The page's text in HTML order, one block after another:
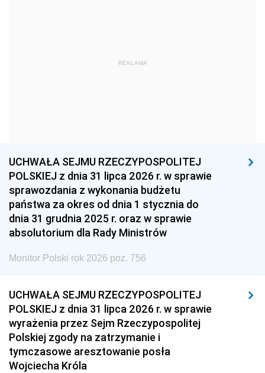
1959
1939 1938 1937
1936 1930
REKLAMA
UCHWAŁA SEJMU RZECZYPOSPOLITEJ
POLSKIEJ z dnia 31 lipca 2026 r. w sprawie
sprawozdania z wykonania budżetu
państwa za okres od dnia 1 stycznia do
dnia 31 grudnia 2025 r. oraz w sprawie
absolutorium dla Rady Ministrów
Monitor Polski rok 2026 poz. 756
UCHWAŁA SEJMU RZECZYPOSPOLITEJ
POLSKIEJ z dnia 31 lipca 2026 r. w sprawie
wyrażenia przez Sejm Rzeczypospolitej
Polskiej zgody na zatrzymanie i
tymczasowe aresztowanie posła
Wojciecha Króla